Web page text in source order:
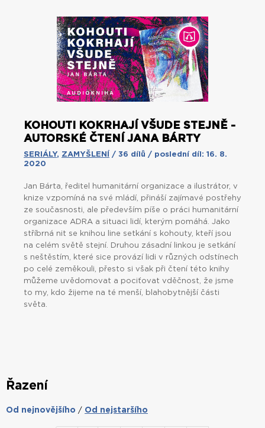
KOHOUTI KOKRHAJÍ VŠUDE STEJNĚ -
AUTORSKÉ ČTENÍ JANA BÁRTY
SERIÁLY, ZAMYŠLENÍ
/ 36 dílů / poslední díl: 16. 8.
2020
Jan Bárta, ředitel humanitární organizace a ilustrátor, v
knize vzpomíná na své mládí, přináší zajímavé postřehy
ze současnosti, ale především píše o práci humanitární
organizace ADRA a situaci lidí, kterým pomáhá. Jako
stříbrná nit se knihou line setkání s kohouty, kteří jsou
na celém světě stejní. Druhou zásadní linkou je setkání
s neštěstím, které sice provází lidi v různých odstínech
po celé zeměkouli, přesto si však při čtení této knihy
můžeme uvědomovat a pociťovat vděčnost, že jsme
to my, kdo žijeme na té menší, blahobytnější části
světa.
Řazení
Od nejnovějšího / Od nejstaršího